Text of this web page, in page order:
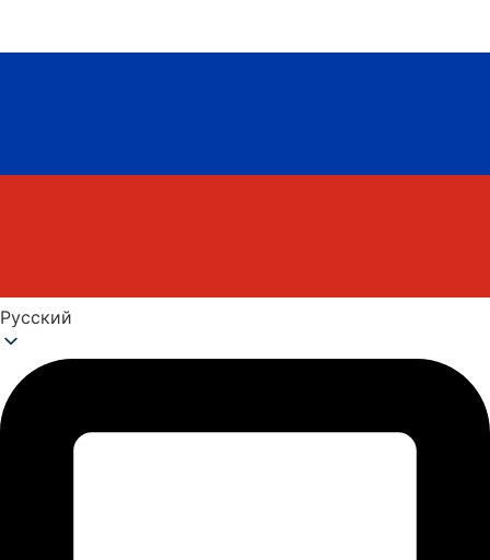
Русский